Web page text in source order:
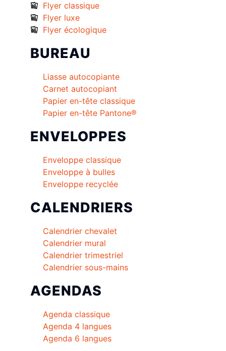
Flyer classique
Flyer luxe
Flyer écologique
BUREAU
Liasse autocopiante
Carnet autocopiant
Papier en-tête classique
Papier en-tête Pantone®
ENVELOPPES
Enveloppe classique
Enveloppe à bulles
Enveloppe recyclée
CALENDRIERS
Calendrier chevalet
Calendrier mural
Calendrier trimestriel
Calendrier sous-mains
AGENDAS
Agenda classique
Agenda 4 langues
Agenda 6 langues